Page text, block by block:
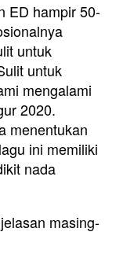
ED hampir 50-
untuk
untuk
mengalami
2020.
menentukan
ini memiliki
nada
masing-